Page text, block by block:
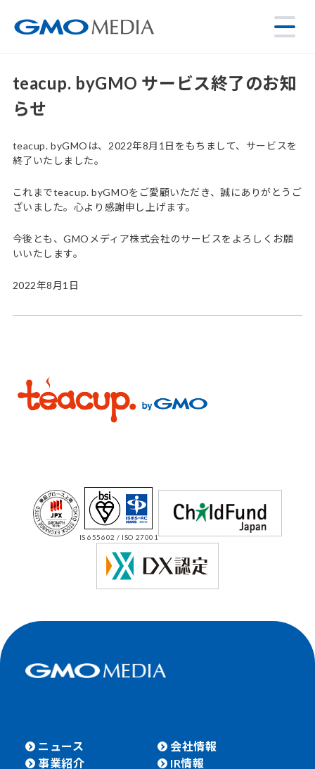
teacup. byGMO サービス終了のお知
らせ
teacup. byGMOは、2022年8月1日をもちまして、サービスを
終了いたしました。
これまでteacup. byGMOをご愛顧いただき、誠にありがとうご
ざいました。心より感謝申し上げます。
今後とも、GMOメディア株式会社のサービスをよろしくお願
いいたします。
2022年8月1日
IS 655602 / ISO 27001
ニュース
事業紹介
会社情報
IR情報